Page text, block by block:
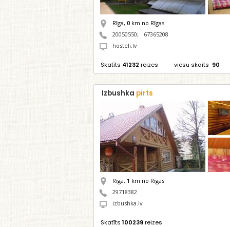
Rīga, 0 km no Rīgas
20050550;
67365208
hosteli.lv
Skatīts 41232 reizes viesu skaits 90
Izbushka pirts
Rīga, 1 km no Rīgas
29718382
izbushka.lv
Skatīts 100239reizes